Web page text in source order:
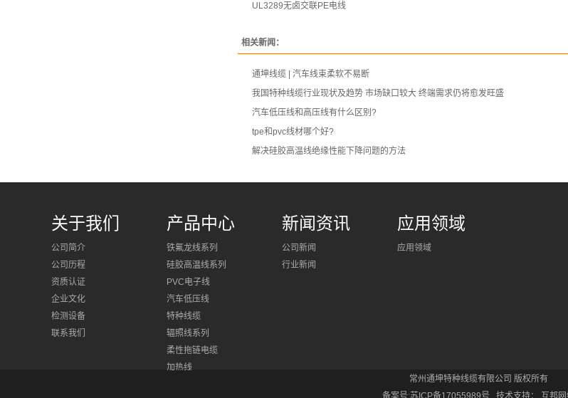
UL3289无卤交联PE电线
相关新闻：
通坤线缆 | 汽车线束柔软不易断
我国特种线缆行业现状及趋势 市场缺口较大 终端需求仍将愈发旺盛
汽车低压线和高压线有什么区别?
tpe和pvc线材哪个好?
解决硅胶高温线绝缘性能下降问题的方法
关于我们
公司简介
公司历程
资质认证
企业文化
检测设备
联系我们
产品中心
铁氟龙线系列
硅胶高温线系列
PVC电子线
汽车低压线
特种线缆
辐照线系列
柔性拖链电缆
加热线
新闻资讯
公司新闻
行业新闻
应用领域
应用领域
常州通坤特种线缆有限公司 版权所有
备案号:苏ICP备17055989号 技术支持： 互邦